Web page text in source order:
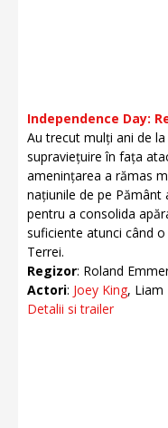
Independence Day:
Au trecut mulți ani de
supraviețuire în fața
amenințarea a rămas
națiunile de pe
pentru a consolida
suficiente atunci când
Terrei.
Regizor: Roland
Actori: Joey King, Liam
Detalii si trailer